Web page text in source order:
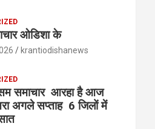
ओडिशा के
krantiodishanews
समाचार आरहा है आज
अगले सप्ताह 6 जिलों में